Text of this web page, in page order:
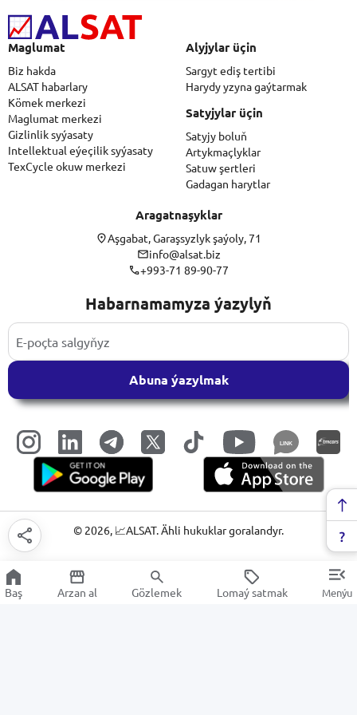
Maglumat
Biz hakda
ALSAT habarlary
Kömek merkezi
Maglumat merkezi
Gizlinlik syýasaty
Intellektual eýeçilik syýasaty
TexCycle okuw merkezi
Alyjylar üçin
Sargyt ediş tertibi
Harydy yzyna gaýtarmak
Satyjylar üçin
Satyjy boluň
Artykmaçlyklar
Satuw şertleri
Gadagan harytlar
Aragatnaşyklar
Aşgabat, Garaşsyzlyk şaýoly, 71
info@alsat.biz
+993-71 89-90-77
Habarnamamyza ýazylyň
Abuna ýazylmak
LINK
© 2026, 📈ALSAT. Ähli hukuklar goralandyr.
Baş Arzan al Gözlemek Lomaý satmak Menýu